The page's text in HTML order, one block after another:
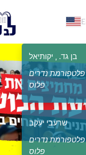
בן גד. , יקותיאל
נדרים
פלוס
שרעבי יעקב
נדרים
פלוס